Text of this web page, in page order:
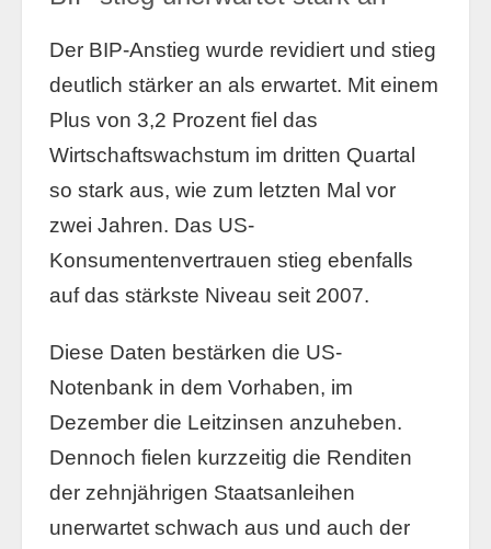
Der BIP-Anstieg wurde revidiert und stieg
deutlich stärker an als erwartet. Mit einem
Plus von 3,2 Prozent fiel das
Wirtschaftswachstum im dritten Quartal
so stark aus, wie zum letzten Mal vor
zwei Jahren. Das US-
Konsumentenvertrauen stieg ebenfalls
auf das stärkste Niveau seit 2007.
Diese Daten bestärken die US-
Notenbank in dem Vorhaben, im
Dezember die Leitzinsen anzuheben.
Dennoch fielen kurzzeitig die Renditen
der zehnjährigen Staatsanleihen
unerwartet schwach aus und auch der